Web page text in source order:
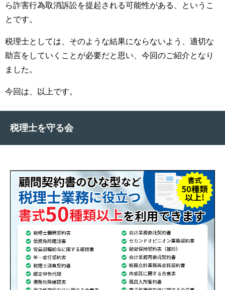
ら詐害行為取消訴訟を提起される可能性がある、というこ
とです。
税理士としては、そのような結果にならないよう、適切な
助言をしていくことが必要だと思い、今回のご紹介となり
ました。
今回は、以上です。
税理士を守る会